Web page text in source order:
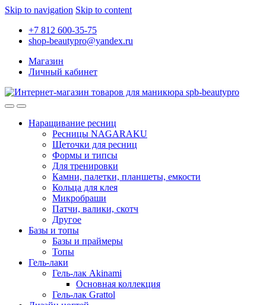
Skip to navigation Skip to content
+7 812 600-35-75
shop-beautypro@yandex.ru
Магазин
Личный кабинет
Наращивание ресниц
Ресницы NAGARAKU
Щеточки для ресниц
Формы и типсы
Для тренировки
Камни, палетки, планшеты, емкости
Кольца для клея
Микробраши
Патчи, валики, скотч
Другое
Базы и топы
Базы и праймеры
Топы
Гель-лаки
Гель-лак Akinami
Основная коллекция
Гель-лак Grattol